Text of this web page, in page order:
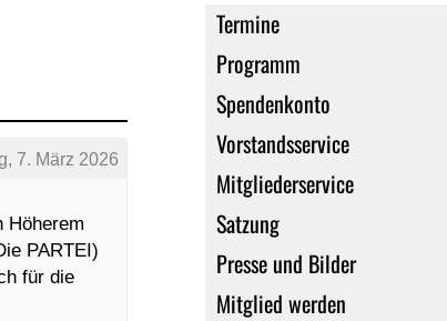
Termine
Programm
Spendenkonto
Vorstandsservice
Mitgliederservice
Satzung
Presse und Bilder
Mitglied werden
7. März 2026
Höherem
PARTEI)
für die